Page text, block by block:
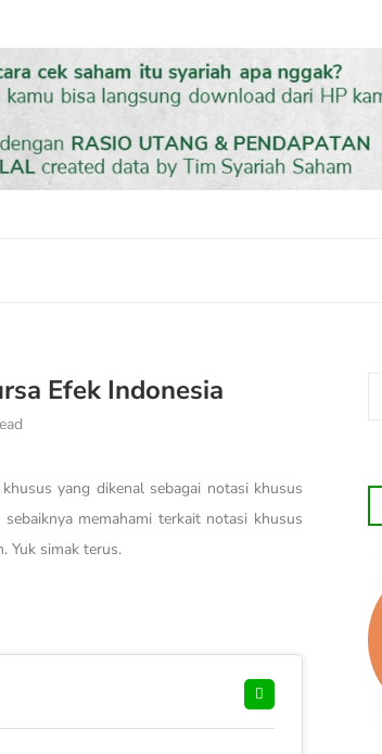
Efek Indonesia
yang dikenal sebagai notasi khusus
sebaiknya memahami terkait notasi khusus
Yuk simak terus.